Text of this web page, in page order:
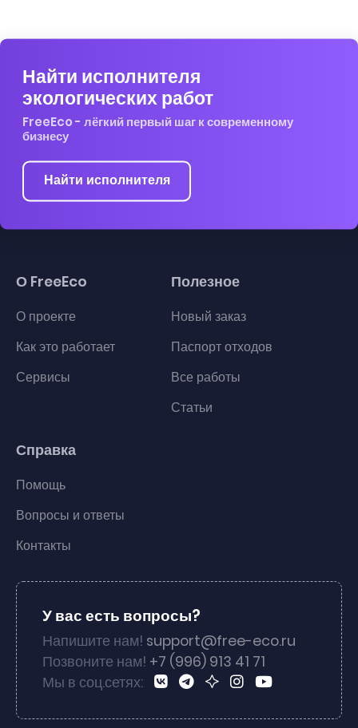
Найти исполнителя
экологических работ
FreeEco - лёгкий первый шаг к современному
бизнесу
Найти исполнителя
О FreeEco
О проекте
Как это работает
Сервисы
Полезное
Новый заказ
Паспорт отходов
Все работы
Статьи
Справка
Помощь
Вопросы и ответы
Контакты
У вас есть вопросы?
Напишите нам! support@free-eco.ru
Позвоните нам! +7 (996) 913 41 71
Мы в соц.сетях: